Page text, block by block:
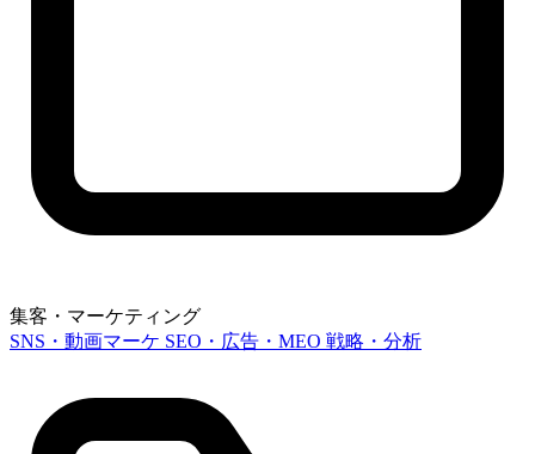
集客・マーケティング
SNS・動画マーケ SEO・広告・MEO 戦略・分析